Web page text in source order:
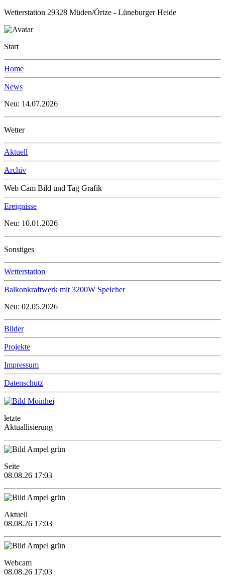
Wetterstation 29328 Müden/Örtze - Lüneburger Heide
Start
Home
News
Neu: 14.07.2026
Wetter
Aktuell
Archiv
Web Cam Bild und Tag Grafik
Ereignisse
Neu: 10.01.2026
Sonstiges
Wetterstation
Balkonkraftwerk mit 3200W Speicher
Neu: 02.05.2026
Bilder
Projekte
Impressum
Datenschutz
letzte
Aktuallisierung
Seite
08.08.26 17:03
Aktuell
08.08.26 17:03
Webcam
08.08.26 17:03